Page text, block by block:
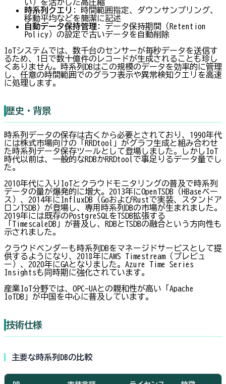
い）を活かした高圧縮
時系列クエリ : 時間範囲指定、ダウンサンプリング、
移動平均などを簡潔に記述
自動データ保持管理: データ保持期間（Retention
Policy）の設定で古いデータを自動削除
IoTシステムでは、数千台のセンサーが毎秒データを送信す
るため、1日で数十億件のレコードが生成されることも珍し
くありません。時系列DBはこの規模のデータを効率的に管理
し、任意の時間範囲でのグラフ表示や異常検知クエリを高速
に処理します。
歴史・背景
時系列データの保存は古くから必要とされており、1990年代
には株式市場向けの「RRDtool」がグラフ生成と組み合わせ
た時系列データ保存ツールとして登場しました。しかしIoT
時代以前は、一般的なRDBかRRDtoolで事足りるデータ量でし
た。
2010年代に入りIoTとクラウドモニタリングの普及で時系列
データの量が爆発的に増大。2013年にOpenTSDB（HBaseベー
ス）、2014年にInfluxDB（GoおよびRustで実装、スタンドア
ロンTSDB）が登場し、専用時系列DBの市場が生まれました。
2019年には既存のPostgreSQLをTSDB拡張する
「TimescaleDB」が普及し、RDBとTSDBの融合という方向性も
示されました。
クラウドベンダーも時系列DBをマネージドサービスとして提
供するようになり、2018年にAWS Timestream（プレビュ
ー）、2020年にGAとなりました。Azure Time Series
Insightsも同時期に強化されています。
産業IoT分野では、OPC-UAとの親和性が高い「Apache
IoTDB」が中国を中心に普及しています。
技術仕様
主要な時系列DBの比較